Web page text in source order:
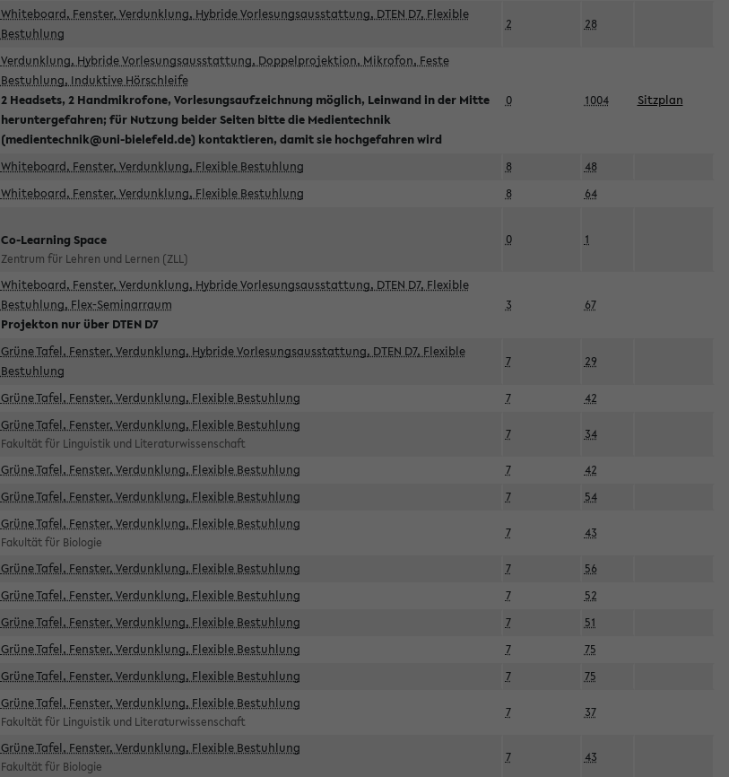
Whiteboard, Fenster, Verdunklung, Hybride Vorlesungsausstattung, DTEN D7, Flexible
Bestuhlung
2 28
Verdunklung, Hybride Vorlesungsausstattung, Doppelprojektion, Mikrofon, Feste
Bestuhlung, Induktive Hörschleife
2 Headsets, 2 Handmikrofone, Vorlesungsaufzeichnung möglich, Leinwand in der Mitte
heruntergefahren; für Nutzung beider Seiten bitte die Medientechnik
(medientechnik@uni-bielefeld.de) kontaktieren, damit sie hochgefahren wird
0 1004 Sitzplan
Whiteboard, Fenster, Verdunklung, Flexible Bestuhlung 8
48
Whiteboard, Fenster, Verdunklung, Flexible Bestuhlung 8 64
Co-Learning Space
Zentrum für Lehren und Lernen (ZLL)
0 1
Whiteboard, Fenster, Verdunklung, Hybride Vorlesungsausstattung, DTEN D7, Flexible
Bestuhlung, Flex-Seminarraum
Projekton nur über DTEN D7
3 67
Grüne Tafel, Fenster, Verdunklung, Hybride Vorlesungsausstattung, DTEN D7, Flexible
Bestuhlung
7 29
Grüne Tafel, Fenster, Verdunklung, Flexible Bestuhlung 7 42
Grüne Tafel, Fenster, Verdunklung, Flexible Bestuhlung
Fakultät für Linguistik und Literaturwissenschaft
7 34
Grüne Tafel, Fenster, Verdunklung, Flexible Bestuhlung 7
42
Grüne Tafel, Fenster, Verdunklung, Flexible Bestuhlung 7 54
Grüne Tafel, Fenster, Verdunklung, Flexible Bestuhlung
Fakultät für Biologie
7 43
Grüne Tafel, Fenster, Verdunklung, Flexible Bestuhlung 7
56
Grüne Tafel, Fenster, Verdunklung, Flexible Bestuhlung 7
52
Grüne Tafel, Fenster, Verdunklung, Flexible Bestuhlung 7
51
Grüne Tafel, Fenster, Verdunklung, Flexible Bestuhlung 7
75
Grüne Tafel, Fenster, Verdunklung, Flexible Bestuhlung 7 75
Grüne Tafel, Fenster, Verdunklung, Flexible Bestuhlung
Fakultät für Linguistik und Literaturwissenschaft
7 37
Grüne Tafel, Fenster, Verdunklung, Flexible Bestuhlung
Fakultät für Biologie
7 43